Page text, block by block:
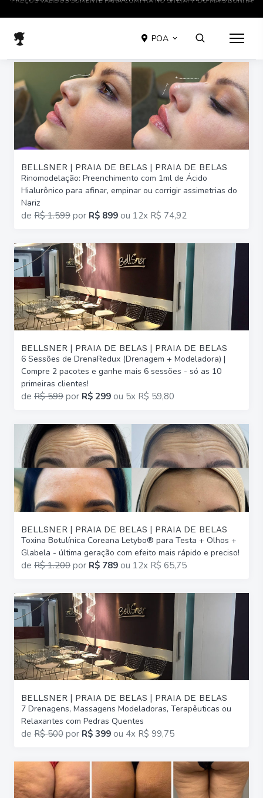
POA
BELLSNER | PRAIA DE BELAS | PRAIA DE BELAS
Rinomodelação: Preenchimento com 1ml de Ácido
Hialurônico para afinar, empinar ou corrigir assimetrias do
Nariz
de R$ 1.599 por R$ 899 ou 12x R$ 74,92
BELLSNER | PRAIA DE BELAS | PRAIA DE BELAS
6 Sessões de DrenaRedux (Drenagem + Modeladora) |
Compre 2 pacotes e ganhe mais 6 sessões - só as 10
primeiras clientes!
de R$ 599 por R$ 299 ou 5x R$ 59,80
BELLSNER | PRAIA DE BELAS | PRAIA DE BELAS
Toxina Botulínica Coreana Letybo® para Testa + Olhos +
Glabela - última geração com efeito mais rápido e preciso!
de R$ 1.200 por R$ 789 ou 12x R$ 65,75
BELLSNER | PRAIA DE BELAS | PRAIA DE BELAS
7 Drenagens, Massagens Modeladoras, Terapêuticas ou
Relaxantes com Pedras Quentes
de R$ 500 por R$ 399 ou 4x R$ 99,75